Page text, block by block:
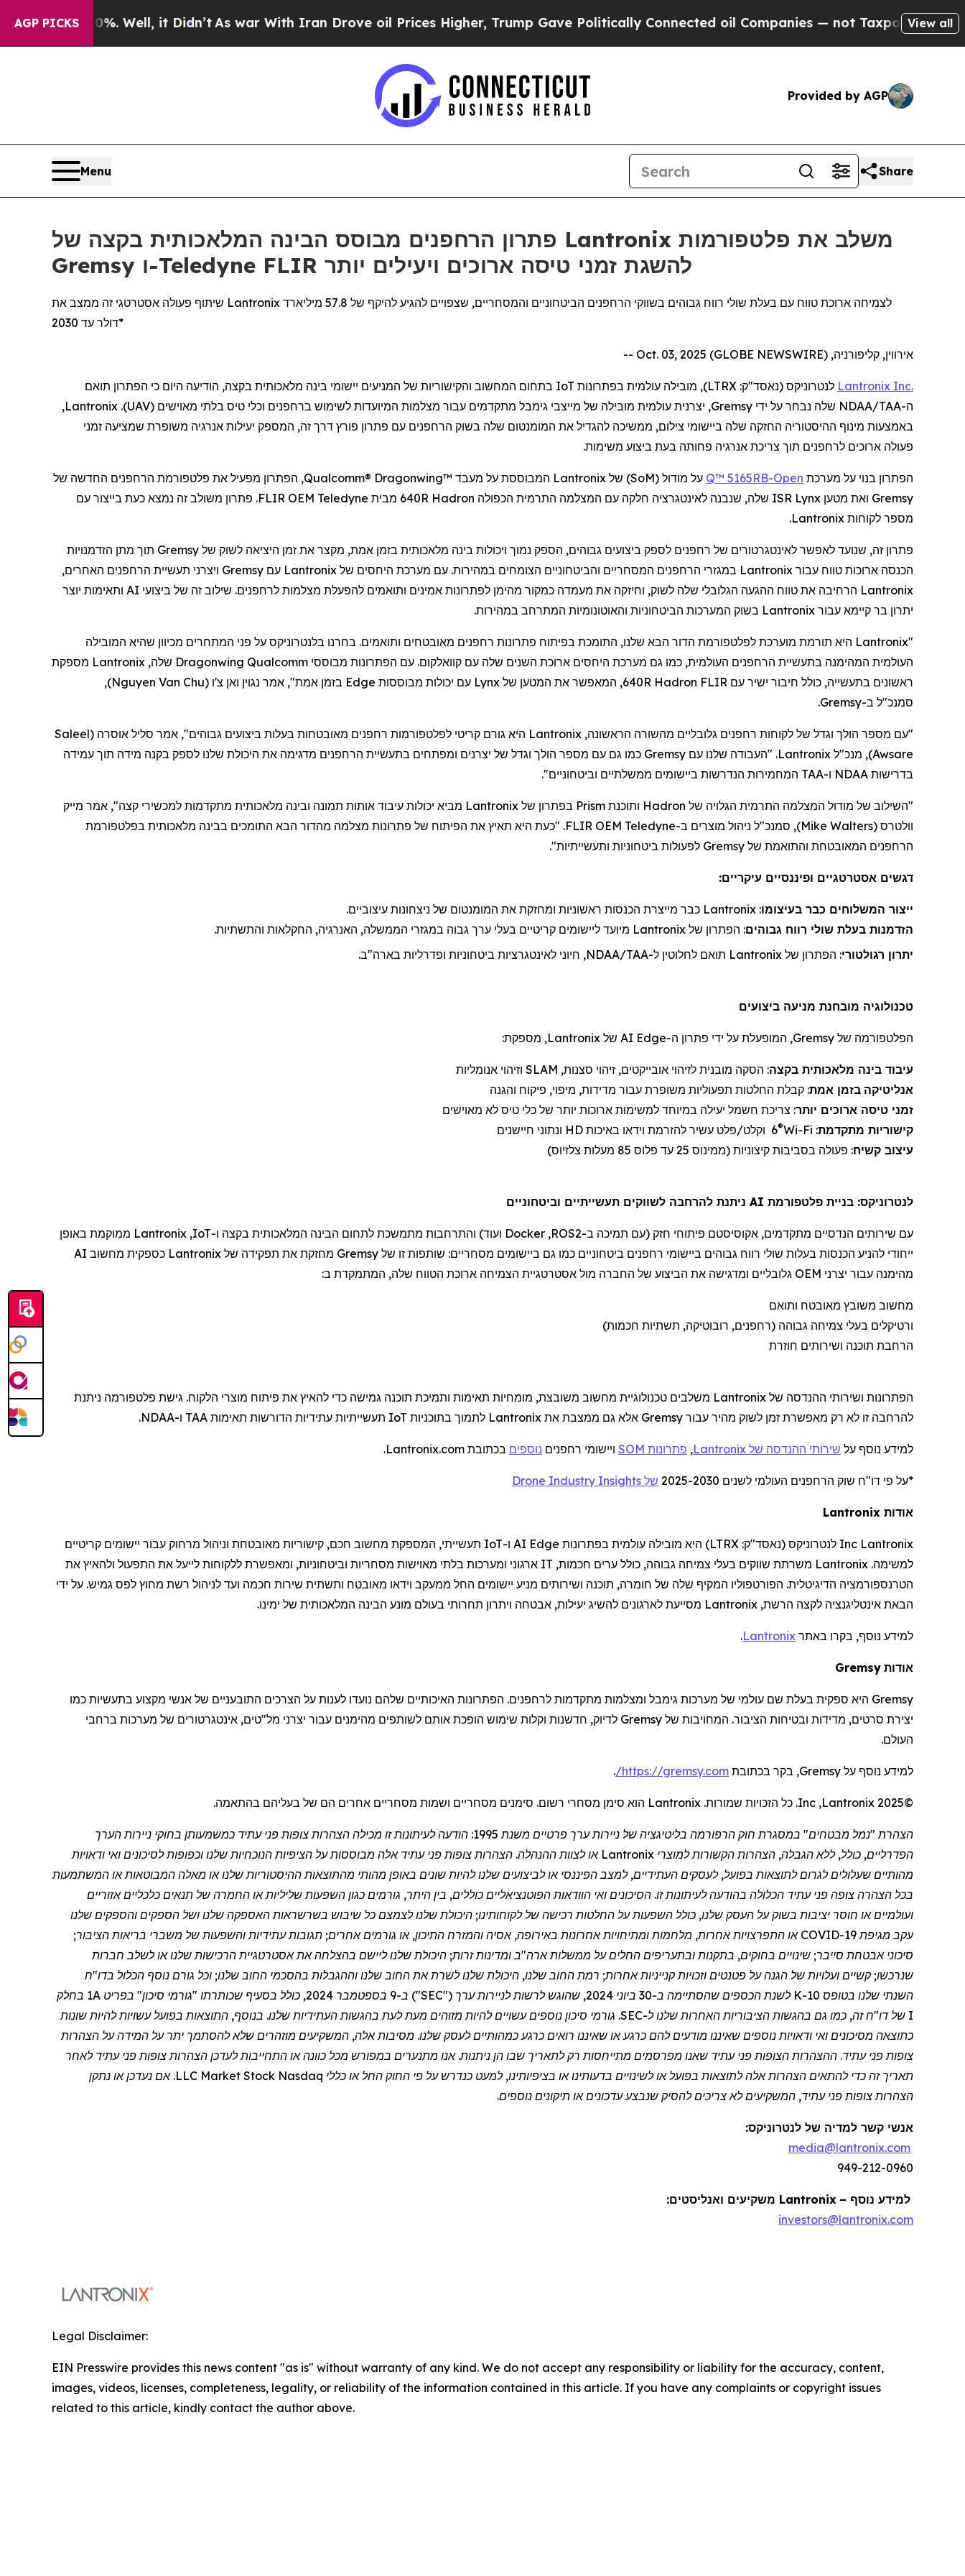
AGP PICKS
Well, it Didn’tAs war With Iran Drove oil Prices Higher, Trump Gave Politically Connected oil Companies — not Taxpayers — the Chance to
View all
Provided by AGP
Menu Share
פתרון הרחפנים מבוסס הבינה המלאכותית בקצה של Lantronix משלב את פלטפורמות
Gremsy ו-Teledyne FLIR להשגת זמני טיסה ארוכים ויעילים יותר
שיתוף פעולה אסטרטגי זה ממצב את Lantronix לצמיחה ארוכת טווח עם בעלת שולי רווח גבוהים בשווקי הרחפנים הביטחוניים והמסחריים, שצפויים להגיע להיקף של 57.8 מיליארד
דולר עד 2030*
אירווין, קליפורניה, Oct. 03, 2025 (GLOBE NEWSWIRE) --
Lantronix Inc. לנטרוניקס (נאסד"ק: LTRX), מובילה עולמית בפתרונות IoT בתחום המחשוב והקישוריות של המניעים יישומי בינה מלאכותית בקצה, הודיעה היום כי הפתרון תואם
ה-
NDAA/TAA שלה נבחר על ידי Gremsy, יצרנית עולמית מובילה של מייצבי גימבל מתקדמים עבור מצלמות המיועדות לשימוש ברחפנים וכלי טיס בלתי מאוישים (UAV
).
Lantronix
,
באמצעות מינוף ההיסטוריה החזקה שלה ביישומי צילום, ממשיכה להגדיל את המומנטום שלה בשוק הרחפנים עם פתרון פורץ דרך זה, המספק יעילות אנרגיה משופרת שמציעה זמני
פעולה ארוכים לרחפנים תוך צריכת אנרגיה פחותה בעת ביצוע משימות.
הפתרון בנוי על מערכת Open
-Q™ 5165RB על מודול (SoM) של Lantronix המבוססת על מעבד Qualcomm® Dragonwing™, הפתרון מפעיל את פלטפורמת הרחפנים החדשה של
Gremsy ואת מטען Lynx
Hadron
Teledyne
FLIR OEM. פתרון משולב זה נמצא כעת בייצור עם
מספר לקוחות Lantronix
.
פתרון זה, שנועד לאפשר לאינטגרטורים של רחפנים לספק ביצועים גבוהים, הספק נמוך ויכולות בינה מלאכותית בזמן אמת, מקצר את זמן היציאה לשוק של Gremsy תוך מתן הזדמנויות
הכנסה ארוכות טווח עבור Lantronix במגזרי הרחפנים המסחריים והביטחוניים הצומחים במהירות. עם מערכת היחסים של Lantronix עם Gremsy ויצרני תעשיית הרחפנים האחרים,
Lantronix הרחיבה את טווח ההגעה הגלובלי שלה לשוק, וחיזקה את מעמדה כמקור מהימן לפתרונות אמינים ותואמים להפעלת מצלמות לרחפנים
. שילוב זה של ביצועי AI ותאימות יוצר
יתרון בר קיימא עבור Lantronix בשוק המערכות הביטחוניות והאוטונומיות המתרחב במהירות.
"
Lantronix היא תורמת מוערכת לפלטפורמת הדור הבא שלנו, התומכת בפיתוח פתרונות רחפנים מאובטחים ותואמים. בחרנו בלנטרוניקס על פני המתחרים מכיוון שהיא המובילה
העולמית המהימנה בתעשיית הרחפנים העולמית, כמו גם מערכת היחסים ארוכת השנים שלה עם קוואלקום. עם הפתרונות מבוססי Qualcomm
Dragonwing שלה, Lantronix מספקת
ראשונים בתעשייה, כולל חיבור ישיר עם FLIR
Hadron
Lynx עם יכולות מבוססות Edge בזמן אמת", אמר נגוין ואן צ'ו (
Nguyen Van Chu
)
,
סמנכ"ל ב-Gremsy
.
"עם מספר הולך וגדל של לקוחות רחפנים גלובליים מהשורה הראשונה, Lantronix היא גורם קריטי לפלטפורמות רחפנים מאובטחות בעלות ביצועים גבוהים", אמר סליל אוסרה (
Saleel
Awsare
), מנכ"ל Lantronix. "העבודה שלנו עם Gremsy כמו גם עם מספר הולך וגדל של יצרנים ומפתחים בתעשיית הרחפנים מדגימה את היכולת שלנו לספק בקנה מידה תוך עמידה
בדרישות NDAA ו-TAA המחמירות הנדרשות ביישומים ממשלתיים וביטחוניים".
"השילוב של מודול המצלמה התרמית הגלויה של Hadron ותוכנת Prism בפתרון של Lantronix מביא יכולות עיבוד אותות תמונה ובינה מלאכותית מתקדמות למכשירי קצה", אמר מייק
וולטרס (
Mike Walters
), סמנכ"ל ניהול מוצרים ב-Teledyne
הרחפנים המאובטחת והתואמת של Gremsy לפעולות ביטחוניות ותעשייתיות".
דגשים אסטרטגיים ופיננסיים עיקריים:
ייצור המשלוחים כבר בעיצומו:
Lantronix כבר מייצרת הכנסות ראשוניות ומחזקת את המומנטום של ניצחונות עיצוביים.
הזדמנות בעלת שולי רווח גבוהים: הפתרון של Lantronix מיועד ליישומים קריטיים בעלי ערך גבוה במגזרי הממשלה, האנרגיה, החקלאות והתשתיות.
יתרון רגולטורי: הפתרון של Lantronix תואם לחלוטין ל-NDAA/TAA, חיוני לאינטגרציות ביטחוניות ופדרליות בארה"ב.
טכנולוגיה מובחנת מניעה ביצועים
הפלטפורמה של Gremsy, המופעלת על ידי פתרון ה-Edge
Lantronix, מספקת:
עיבוד בינה מלאכותית בקצה: הסקה מובנית לזיהוי אובייקטים, זיהוי סצנות, SLAM וזיהוי אנומליות
אנליטיקה בזמן אמת: קבלת החלטות תפעוליות משופרת עבור מדידות, מיפוי, פיקוח והגנה
זמני טיסה ארוכים יותר: צריכת חשמל יעילה במיוחד למשימות ארוכות יותר של כלי טיס לא מאוישים
קישוריות מתקדמת:
Wi-Fi
®
6 וקלט/פלט עשיר להזרמת וידאו באיכות HD ונתוני חיישנים
עיצוב קשיח: פעולה בסביבות קיצוניות (ממינוס 25 עד פלוס 85 מעלות צלזיוס)
לנטרוניקס: בניית פלטפורמת AI ניתנת להרחבה לשווקים תעשייתיים וביטחוניים
עם שירותים הנדסיים מתקדמים, אקוסיסטם פיתוחי חזק (עם תמיכה ב-ROS2
,
Docker ועוד) והתרחבות מתמשכת לתחום הבינה המלאכותית בקצה ו-IoT
,
Lantronix ממוקמת באופן
ייחודי להניע הכנסות בעלות שולי רווח גבוהים ביישומי רחפנים ביטחוניים כמו גם ביישומים מסחריים: שותפות זו של Gremsy מחזקת את תפקידה של Lantronix
כספקית מחשוב AI
מהימנה עבור יצרני OEM גלובליים ומדגישה את הביצוע של החברה מול אסטרטגיית הצמיחה ארוכת הטווח שלה, המתמקדת ב:
מחשוב משובץ מאובטח ותואם
ורטיקלים בעלי צמיחה גבוהה (רחפנים, רובוטיקה, תשתיות חכמות)
הרחבת תוכנה ושירותים חוזרת
הפתרונות ושירותי ההנדסה של Lantronix משלבים טכנולוגיית מחשוב משובצת, מומחיות תאימות ותמיכת תוכנה גמישה כדי להאיץ את פיתוח מוצרי הלקוח. גישת פלטפורמה ניתנת
להרחבה זו לא רק מאפשרת זמן לשוק מהיר עבור Gremsy אלא גם ממצבת את Lantronix לתמוך בתוכניות IoT תעשייתיות עתידיות הדורשות תאימות TAA ו-NDAA.
למידע נוסף על שירותי ההנדסה של Lantronix
, פתרונות SOM ויישומי רחפנים נוספים בכתובת Lantronix.com.
*על פי דו"ח שוק הרחפנים העולמי לשנים 2025-2030 של Drone Industry Insights
אודות Lantronix
Lantronix
Inc לנטרוניקס (נאסד"ק: LTRX) היא מובילה עולמית בפתרונות Edge
AI ו-IoT תעשייתי, המספקת מחשוב חכם, קישוריות מאובטחת וניהול מרחוק עבור יישומים קריטיים
למשימה. Lantronix משרתת שווקים בעלי צמיחה גבוהה, כולל ערים חכמות, IT ארגוני ומערכות בלתי מאוישות מסחריות וביטחוניות, ומאפשרת ללקוחות לייעל את התפעול ולהאיץ את
הטרנספורמציה הדיגיטלית. הפורטפוליו המקיף שלה של חומרה, תוכנה ושירותים מניע יישומים החל ממעקב וידאו מאובטח ותשתית שירות חכמה ועד לניהול רשת מחוץ לפס גמיש. על ידי
הבאת אינטליגנציה לקצה הרשת, Lantronix מסייעת לארגונים להשיג יעילות, אבטחה ויתרון תחרותי בעולם מונע הבינה המלאכותית של ימינו.
למידע נוסף, בקרו באתר Lantronix
.
אודות Gremsy
Gremsy היא ספקית בעלת שם עולמי של מערכות גימבל ומצלמות מתקדמות לרחפנים. הפתרונות האיכותיים שלהם נועדו לענות על הצרכים התובעניים של אנשי מקצוע בתעשיות כמו
יצירת סרטים, מדידות ובטיחות הציבור. המחויבות של Gremsy לדיוק, חדשנות וקלות שימוש הופכת אותם לשותפים מהימנים עבור יצרני מל"טים, אינטגרטורים של מערכות ברחבי
העולם.
למידע נוסף על Gremsy, בקר בכתובת https://gremsy.com
/
.
©2025
Lantronix
,
Inc. כל הזכויות שמורות. Lantronix הוא סימן מסחרי רשום. סימנים מסחריים ושמות מסחריים אחרים הם של בעליהם בהתאמה.
הצהרת "נמל מבטחים" במסגרת חוק הרפורמה בליטיגציה של ניירות ערך פרטיים משנת 1995: הודעה לעיתונות זו מכילה הצהרות צופות פני עתיד כמשמעותן בחוקי ניירות הערך
הפדרליים, כולל, ללא הגבלה, הצהרות הקשורות למוצרי Lantronix או לצוות ההנהלה. הצהרות צופות פני עתיד אלה מבוססות על הציפיות הנוכחיות שלנו וכפופות לסיכונים ואי ודאויות
מהותיים שעלולים לגרום לתוצאות בפועל, לעסקים העתידיים, למצב הפיננסי או לביצועים שלנו להיות שונים באופן מהותי מהתוצאות ההיסטוריות שלנו או מאלה המבוטאות או המשתמעות
בכל הצהרה צופה פני עתיד הכלולה בהודעה לעיתונות זו. הסיכונים ואי הוודאות הפוטנציאליים כוללים, בין היתר, גורמים כגון השפעות שליליות או החמרה של תנאים כלכליים אזוריים
ועולמיים או חוסר יציבות בשוק על העסק שלנו, כולל השפעות על החלטות רכישה של לקוחותינו; היכולת שלנו לצמצם כל שיבוש בשרשראות האספקה שלנו ושל הספקים והספקים שלנו
עקב מגיפת
COVID-19 או התפרצויות אחרות, מלחמות ומתיחויות אחרונות באירופה, אסיה והמזרח התיכון, או גורמים אחרים; תגובות עתידיות והשפעות של משברי בריאות הציבור;
סיכוני אבטחת סייבר; שינויים בחוקים, בתקנות ובתעריפים החלים על ממשלות ארה"ב ומדינות זרות; היכולת שלנו ליישם בהצלחה את אסטרטגיית הרכישות שלנו או לשלב חברות
שנרכשו; קשיים ועלויות של הגנה על פטנטים וזכויות קנייניות אחרות; רמת החוב שלנו, היכולת שלנו לשרת את החוב שלנו וההגבלות בהסכמי החוב שלנו; וכל גורם נוסף הכלול בדו"ח
השנתי שלנו בטופס 10-K לשנת הכספים שהסתיימה ב-30 ביוני 2024, שהוגש לרשות לניירות ערך ("SEC") ב-9 בספטמבר 2024, כולל בסעיף שכותרתו "גורמי סיכון" בפריט 1A בחלק
I של דו
"
ח זה, כמו גם בהגשות הציבוריות האחרות שלנו ל-SEC. גורמי סיכון נוספים עשויים להיות מזוהים מעת לעת בהגשות העתידיות שלנו. בנוסף, התוצאות בפועל עשויות להיות שונות
כתוצאה מסיכונים ואי ודאויות נוספים שאיננו מודעים להם כרגע או שאיננו רואים כרגע כמהותיים לעסק שלנו. מסיבות אלה, המשקיעים מוזהרים שלא להסתמך יתר על המידה על הצהרות
צופות פני עתיד. ההצהרות הצופות פני עתיד שאנו מפרסמים מתייחסות רק לתאריך שבו הן ניתנות. אנו מתנערים במפורש מכל כוונה או התחייבות לעדכן הצהרות צופות פני עתיד לאחר
תאריך זה כדי להתאים הצהרות אלה לתוצאות בפועל או לשינויים בדעותינו או בציפיותינו, למעט כנדרש על פי החוק החל או כללי Nasdaq
Market
LLC. אם נעדכן או נתקן
הצהרות צופות פני עתיד, המשקיעים לא צריכים להסיק שנבצע עדכונים או תיקונים נוספים.
אנשי קשר למדיה של לנטרוניקס:
media@lantronix.com
949-212-0960
למידע נוסף – Lantronix משקיעים ואנליסטים:
investors@lantronix.com
Legal Disclaimer:
EIN Presswire provides this news content "as is" without warranty of any kind. We do not accept any responsibility or liability for the accuracy, content,
images, videos, licenses, completeness, legality, or reliability of the information contained in this article. If you have any complaints or copyright issues
related to this article, kindly contact the author above.